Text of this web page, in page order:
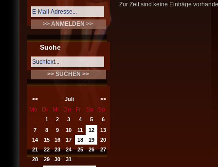
Suche
<< Juli >>
Mo Di Mi Do Fr Sa So
1 2 3 4 5
6
7
8 9 10 11 12
13
14
15 16 17 18 19
20
21
22 23 24 25 26
27
28
29 30 31
Zur Zeit sind keine Einträge